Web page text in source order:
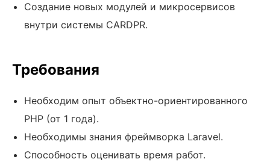
Создание новых модулей и микросервисов
внутри системы CARDPR.
Требования
Необходим опыт объектно-ориентированного
PHP (от 1 года).
Необходимы знания фреймворка Laravel.
Способность оценивать время работ.